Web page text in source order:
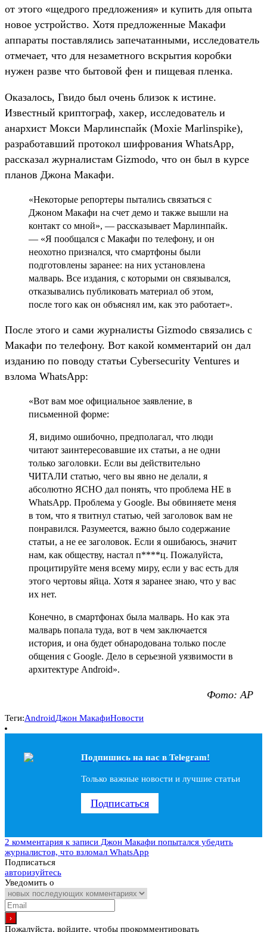
от этого «щедрого предложения» и купить для опыта
новое устройство. Хотя предложенные Макафи
аппараты поставлялись запечатанными, исследователь
отмечает, что для незаметного вскрытия коробки
нужен разве что бытовой фен и пищевая пленка.
Оказалось, Гвидо был очень близок к истине.
Известный криптограф, хакер, исследователь и
анархист Мокси Марлинспайк (Moxie Marlinspike),
разработавший протокол шифрования WhatsApp,
рассказал журналистам Gizmodo, что он был в курсе
планов Джона Макафи.
«Некоторые репортеры пытались связаться с
Джоном Макафи на счет демо и также вышли на
контакт со мной», — рассказывает Марлинпайк.
— «Я пообщался с Макафи по телефону, и он
неохотно признался, что смартфоны были
подготовлены заранее: на них установлена
малварь. Все издания, с которыми он связывался,
отказывались публиковать материал об этом,
после того как он объяснял им, как это работает».
После этого и сами журналисты Gizmodo связались с
Макафи по телефону. Вот какой комментарий он дал
изданию по поводу статьи Cybersecurity Ventures и
взлома WhatsApp:
«Вот вам мое официальное заявление, в
письменной форме:
Я, видимо ошибочно, предполагал, что люди
читают заинтересовавшие их статьи, а не одни
только заголовки. Если вы действительно
ЧИТАЛИ статью, чего вы явно не делали, я
абсолютно ЯСНО дал понять, что проблема НЕ в
WhatsApp. Проблема у Google. Вы обвиняете меня
в том, что я твитнул статью, чей заголовок вам не
понравился. Разумеется, важно было содержание
статьи, а не ее заголовок. Если я ошибаюсь, значит
нам, как обществу, настал п****ц. Пожалуйста,
процитируйте меня всему миру, если у вас есть для
этого чертовы яйца. Хотя я заранее знаю, что у вас
их нет.
Конечно, в смартфонах была малварь. Но как эта
малварь попала туда, вот в чем заключается
история, и она будет обнародована только после
общения с Google. Дело в серьезной уязвимости в
архитектуре Android».
Фото: AP
Теги:AndroidДжон МакафиНовости
Подпишись на наc в Telegram!
Только важные новости и лучшие статьи
Подписаться
2 комментария к записи Джон Макафи попытался убедить
журналистов, что взломал WhatsApp
Подписаться
авторизуйтесь
Уведомить о
Пожалуйста, войдите, чтобы прокомментировать